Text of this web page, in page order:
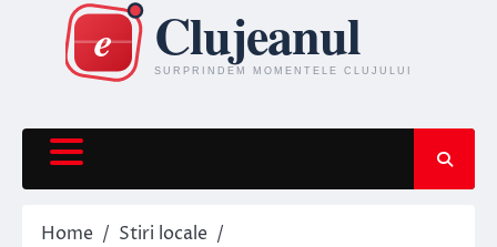
content
Home
Stiri locale